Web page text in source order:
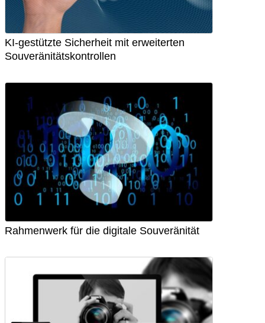
KI-gestützte Sicherheit mit erweiterten
Souveränitätskontrollen
Rahmenwerk für die digitale Souveränität